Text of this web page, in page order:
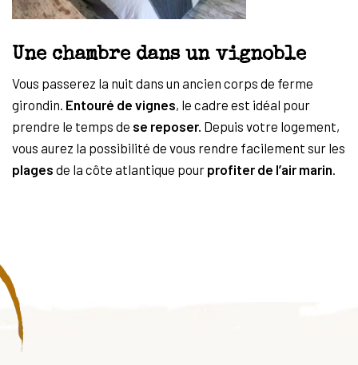
Une chambre dans un vignoble
Vous passerez la nuit dans un ancien corps de ferme
girondin. Entouré de vignes, le cadre est idéal pour
prendre le temps de se reposer. Depuis votre logement,
vous aurez la possibilité de vous rendre facilement sur les
plages de la côte atlantique pour profiter de l’air marin